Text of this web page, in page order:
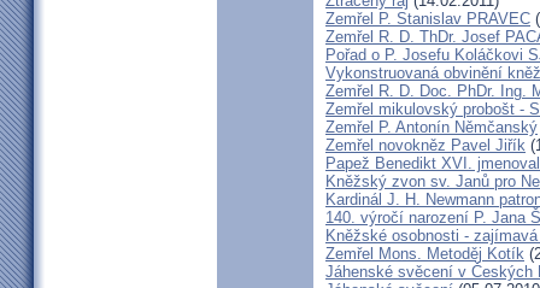
Zemřel P. Stanislav PRAVEC
Zemřel R. D. ThDr. Josef
Pořad o P. Josefu Koláčkovi
Vykonstruovaná obvinění
Zemřel R. D. Doc. PhDr. Ing.
Zemřel mikulovský probošt -
Zemřel P. Antonín Němčanský
Zemřel novokněz Pavel Jiřík
Papež Benedikt XVI.
Kněžský zvon sv. Janů pro
Kardinál J. H. Newmann
140. výročí narození P. Jana
Kněžské osobnosti -
Zemřel Mons. Metoděj Kotík
Jáhenské svěcení v Českých